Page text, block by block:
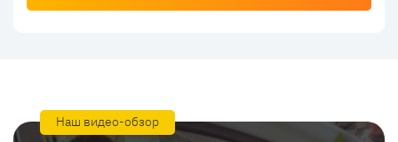
Наш видео-обзор